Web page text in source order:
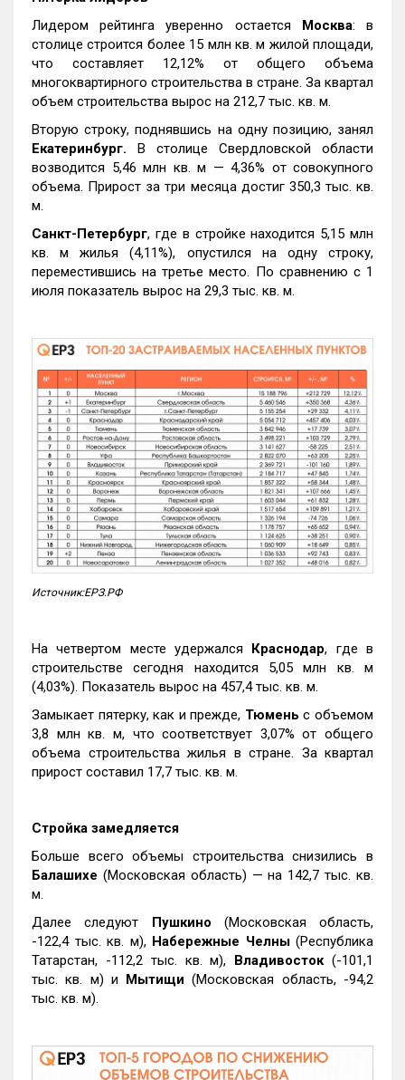
Лидером рейтинга уверенно остается Москва: в
столице строится более 15 млн кв. м жилой площади,
что составляет 12,12% от общего объема
многоквартирного строительства в стране. За квартал
объем строительства вырос на 212,7 тыс. кв. м.
Вторую строку, поднявшись на одну позицию, занял
Екатеринбург. В столице Свердловской области
возводится 5,46 млн кв. м — 4,36% от совокупного
объема. Прирост за три месяца достиг 350,3 тыс. кв.
м.
Санкт-Петербург, где в стройке находится 5,15 млн
кв. м жилья (4,11%), опустился на одну строку,
переместившись на третье место. По сравнению с 1
июля показатель вырос на 29,3 тыс. кв. м.
Источник:ЕРЗ.РФ
На четвертом месте удержался Краснодар, где в
строительстве сегодня находится 5,05 млн кв. м
(4,03%). Показатель вырос на 457,4 тыс. кв. м.
Замыкает пятерку, как и прежде, Тюмень с объемом
3,8 млн кв. м, что соответствует 3,07% от общего
объема строительства жилья в стране. За квартал
прирост составил 17,7 тыс. кв. м.
Стройка замедляется
Больше всего объемы строительства снизились в
Балашихе (Московская область) — на 142,7 тыс. кв.
м.
Далее следуют Пушкино (Московская область,
-122,4 тыс. кв. м), Набережные Челны(Республика
Татарстан, -112,2 тыс. кв. м), Владивосток(-101,1
тыс. кв. м) и Мытищи (Московская область, -94,2
тыс. кв. м).